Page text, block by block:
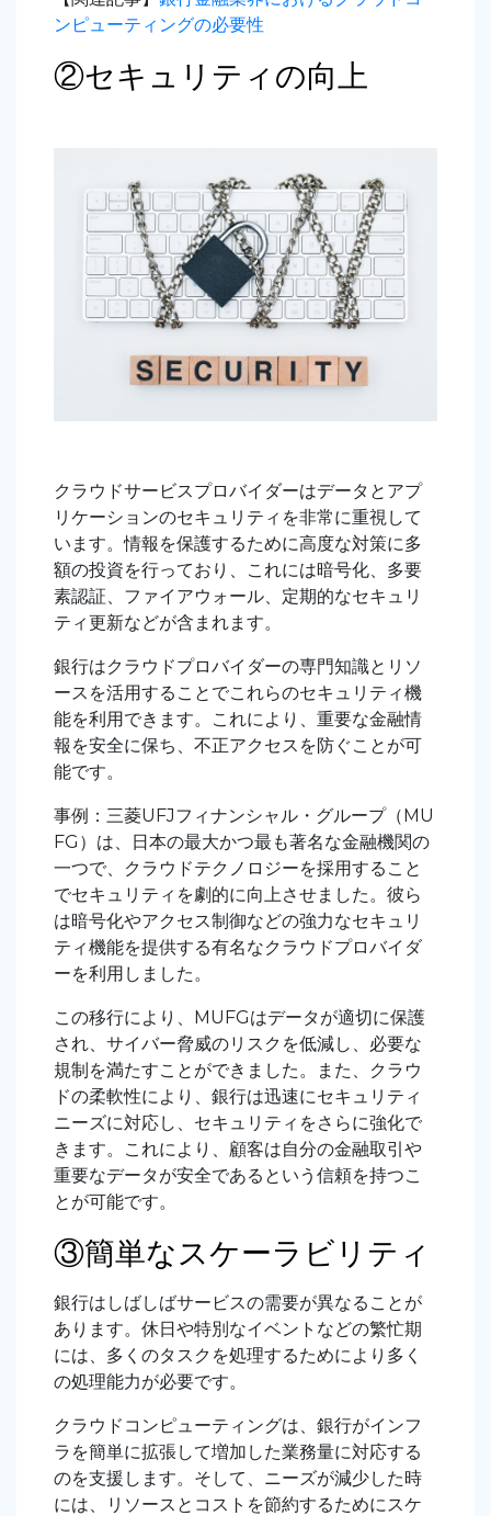
ンピューティングの必要性
②セキュリティの向上
クラウドサービスプロバイダーはデータとアプ
リケーションのセキュリティを非常に重視して
います。情報を保護するために高度な対策に多
額の投資を行っており、これには暗号化、多要
素認証、ファイアウォール、定期的なセキュリ
ティ更新などが含まれます。
銀行はクラウドプロバイダーの専門知識とリソ
ースを活用することでこれらのセキュリティ機
能を利用できます。これにより、重要な金融情
報を安全に保ち、不正アクセスを防ぐことが可
能です。
事例：三菱UFJフィナンシャル・グループ（MU
FG）は、日本の最大かつ最も著名な金融機関の
一つで、クラウドテクノロジーを採用すること
でセキュリティを劇的に向上させました。彼ら
は暗号化やアクセス制御などの強力なセキュリ
ティ機能を提供する有名なクラウドプロバイダ
ーを利用しました。
この移行により、MUFGはデータが適切に保護
され、サイバー脅威のリスクを低減し、必要な
規制を満たすことができました。また、クラウ
ドの柔軟性により、銀行は迅速にセキュリティ
ニーズに対応し、セキュリティをさらに強化で
きます。これにより、顧客は自分の金融取引や
重要なデータが安全であるという信頼を持つこ
とが可能です。
③簡単なスケーラビリティ
銀行はしばしばサービスの需要が異なることが
あります。休日や特別なイベントなどの繁忙期
には、多くのタスクを処理するためにより多く
の処理能力が必要です。
クラウドコンピューティングは、銀行がインフ
ラを簡単に拡張して増加した業務量に対応する
のを支援します。そして、ニーズが減少した時
には、リソースとコストを節約するためにスケ